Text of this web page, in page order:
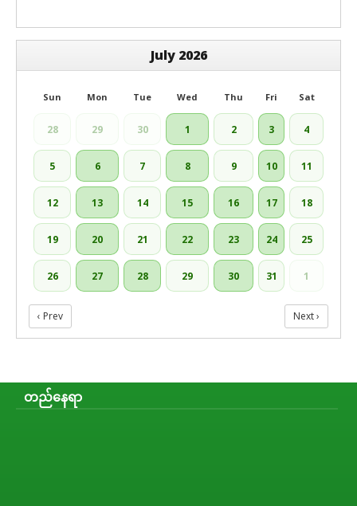
July 2026
Sun Mon Tue Wed Thu Fri Sat
28 29 30 1 2 3 4
5 6 7 8 9 10 11
12 13 14 15 16 17 18
19 20 21 22 23 24 25
26 27 28 29 30 31 1
‹ Prev Next ›
တည်နေရာ